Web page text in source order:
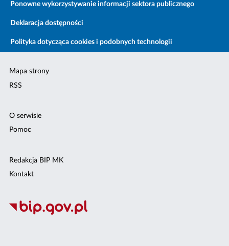
Ponowne wykorzystywanie informacji sektora publicznego
Deklaracja dostępności
Polityka dotycząca cookies i podobnych technologii
Mapa strony
RSS
O serwisie
Pomoc
Redakcja BIP MK
Kontakt